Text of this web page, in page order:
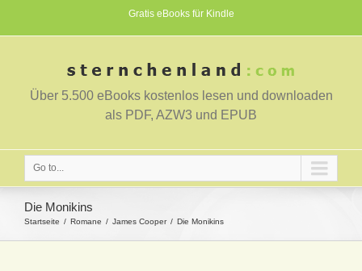
Gratis eBooks für Kindle
Über 5.500 eBooks kostenlos lesen und downloaden
als PDF, AZW3 und EPUB
Go to...
Die Monikins
Startseite Romane James Cooper Die Monikins